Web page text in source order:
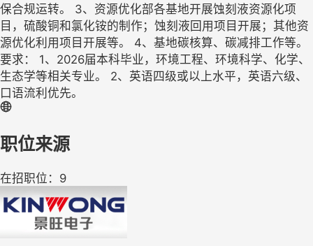
保合规运转。 3、资源优化部各基地开展蚀刻液资源化项
目，硫酸铜和氯化铵的制作；蚀刻液回用项目开展；其他资
源优化利用项目开展等。 4、基地碳核算、碳减排工作等。
要求： 1、2026届本科毕业，环境工程、环境科学、化学、
生态学等相关专业。 2、英语四级或以上水平，英语六级、
口语流利优先。
职位来源
在招职位：9